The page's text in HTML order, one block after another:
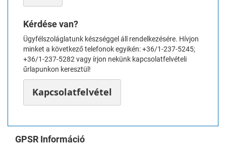
Kérdése van?
Ügyfélszoláglatunk készséggel áll rendelkezésére. Hívjon
minket a következő telefonok egyikén: +36/1-237-5245;
+36/1-237-5282 vagy írjon nekünk kapcsolatfelvételi
űrlapunkon keresztül!
Kapcsolatfelvétel
GPSR Információ